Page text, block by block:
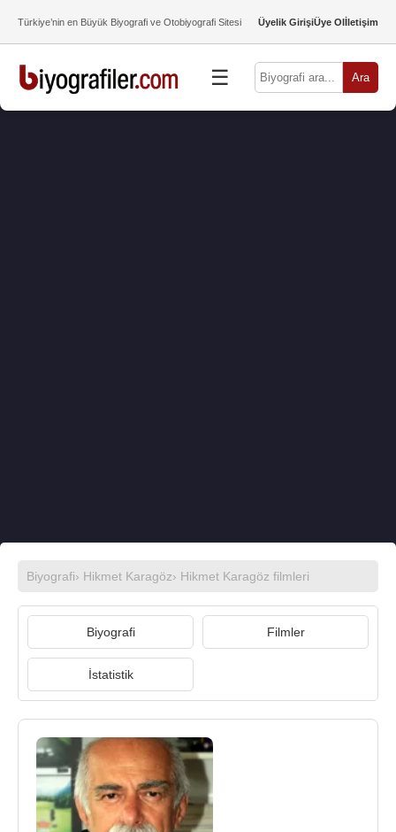
Türkiye’nin en Büyük Biyografi ve Otobiyografi Sitesi Üyelik GirişiÜye Olİletişim
☰ Ara
Biyografi› Hikmet Karagöz› Hikmet Karagöz filmleri
Biyografi Filmler
İstatistik